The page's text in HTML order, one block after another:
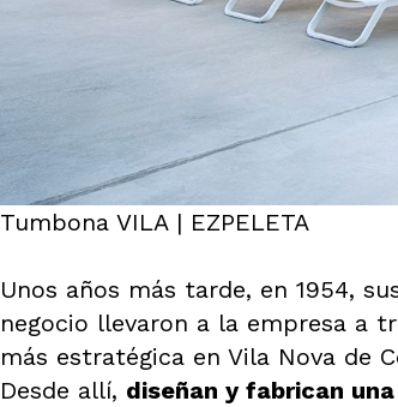
Tumbona VILA | EZPELETA
Unos años más tarde, en 1954,
negocio llevaron a la empresa a
más estratégica en Vila Nova de
Desde allí, diseñan y fabrican